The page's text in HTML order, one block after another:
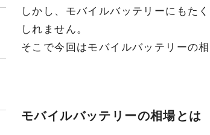
しかし、モバイルバッテリーにもた
しれません。
そこで今回はモバイルバッテリーの
モバイルバッテリーの相場とは